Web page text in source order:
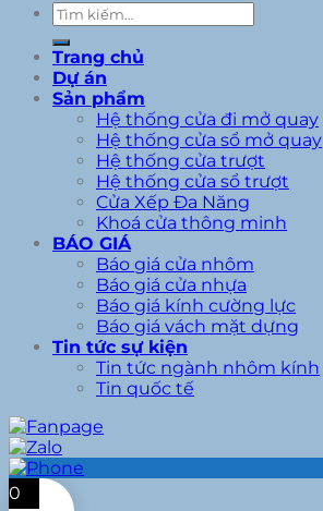
Tìm
kiếm:
Trang chủ
Dự án
Sản phẩm
Hệ thống cửa đi mở quay
Hệ thống cửa sổ mở quay
Hệ thống cửa trượt
Hệ thống cửa sổ trượt
Cửa Xếp Đa Năng
Khoá cửa thông minh
BÁO GIÁ
Báo giá cửa nhôm
Báo giá cửa nhựa
Báo giá kính cường lực
Báo giá vách mặt dựng
Tin tức sự kiện
Tin tức ngành nhôm kính
Tin quốc tế
0